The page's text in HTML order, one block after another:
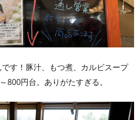
す！豚汁、もつ煮、カルビスープ
800円台。ありがたすぎる。